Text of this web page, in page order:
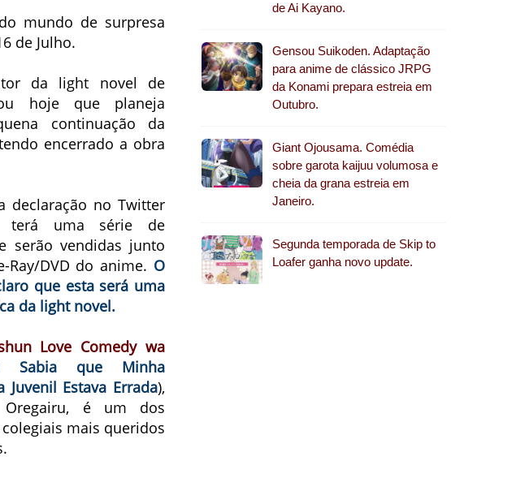
mundo de surpresa
de Julho.
da light novel de
hoje que planeja
continuação da
encerrado a obra
declaração no Twitter
terá uma série de
serão vendidas junto
Ray/DVD do anime. O
que esta será uma
da light novel.
Love Comedy wa
Sabia que Minha
Juvenil Estava Errada),
Oregairu, é um dos
mais queridos
de Ai Kayano.
Gensou Suikoden. Adaptação
para anime de clássico JRPG
da Konami prepara estreia em
Outubro.
Giant Ojousama. Comédia
sobre garota kaijuu volumosa e
cheia da grana estreia em
Janeiro.
Segunda temporada de Skip to
Loafer ganha novo update.